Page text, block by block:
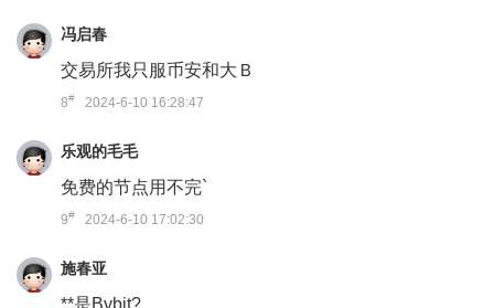
冯启春
交易所我只服币安和大Ｂ
8# 2024-6-10 16:28:47
乐观的毛毛
免费的节点用不完`
9# 2024-6-10 17:02:30
施春亚
**是Bybit?